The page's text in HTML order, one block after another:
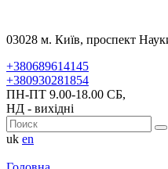
03028 м. Київ, проспект
+380689614145
+380930281854
ПН-ПТ 9.00-18.00 СБ,
НД - вихідні
uk en